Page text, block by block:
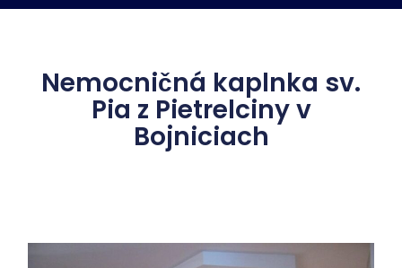
Nemocničná kaplnka sv.
Pia z Pietrelciny v
Bojniciach